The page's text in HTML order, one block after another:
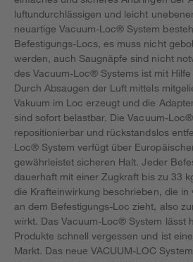
luftundurchlässigen und leicht
neuartige Vacuum-Loc® System
Befestigungs-Locs, es muss nicht
werden, auch Saugnäpfe sind nicht
des Vacuum-Loc® Systems ist mit
Durch Absaugen der Luft mittels
Vakuum im Loc erzeugt und die
sind sofort belastbar. Die Vacuum-
repositionierbar und rückstandslos
Loc® System verfügt über
gewährleistet sicheren Halt. Jeder
dauerhaft mit einer Zugkraft bis zu 33
die Krafteinwirkung beschrieben, die
an dem Befestigungs-Loc zieht, also
wirkt. Das Vacuum-Loc® System lässt
Produkte schnell vergessen und ist
Markt. Das neue VACUUM-LOC